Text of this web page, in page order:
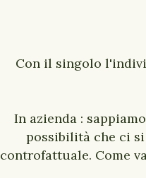
Con il singolo
In azienda :
possibilità che ci
controfattuale. Come